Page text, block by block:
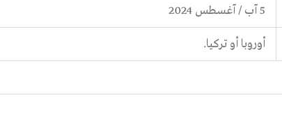
5 آب / آغسطس 2024
أوروبا أو تركيا.